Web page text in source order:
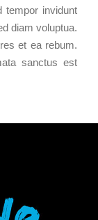
tempor invidunt
diam voluptua.
et ea rebum.
sanctus est